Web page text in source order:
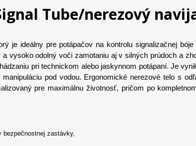
Tube/nerezový
je ideálny pre potápačov na kontrolu signalizačnej
vysoko odolný voči zamotaniu aj v silných prúdoch a
pri technickom alebo jaskynnom potápaní. Je
pod vodou. Ergonomické nerezové telo s
pre maximálnu životnosť, pričom po
bezpečnostnej zastávky,